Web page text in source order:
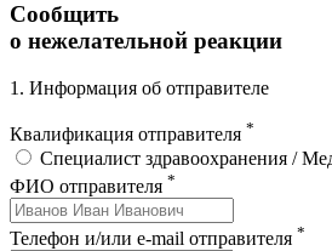
Сообщить
о нежелательной реакции
1. Информация об отправителе
Квалификация отправителя *
Специалист здравоохранения /
ФИО отправителя *
Телефон и/или e-mail отправителя *